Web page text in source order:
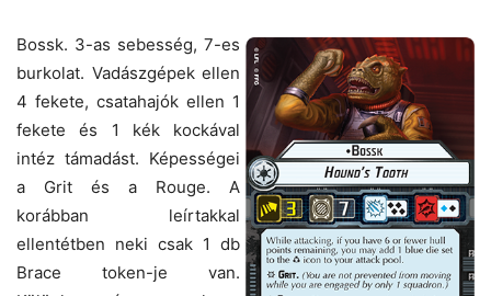
Bossk. 3-as sebesség, 7-es
burkolat. Vadászgépek ellen
4 fekete, csatahajók ellen 1
fekete és 1 kék kockával
intéz támadást. Képességei
a Grit és a Rouge. A
korábban leírtakkal
ellentétben neki csak 1 db
Brace token-je van.